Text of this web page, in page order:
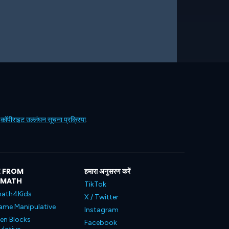
कॉपीराइट उल्लंघन सूचना प्रक्रिया.
FROM
Manipulative
Blocks
हमारा अनुसरण करें
TikTok
X / Twitter
Instagram
Facebook